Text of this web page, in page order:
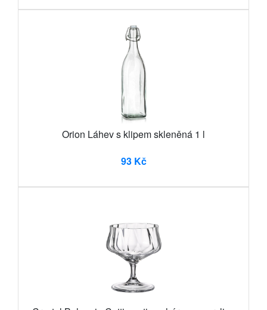
Orion Láhev s klipem skleněná 1 l
93 Kč